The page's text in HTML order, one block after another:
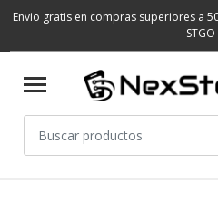
Envio gratis en compras superiores a
STGO